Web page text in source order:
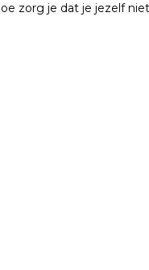
zorg je dat je jezelf